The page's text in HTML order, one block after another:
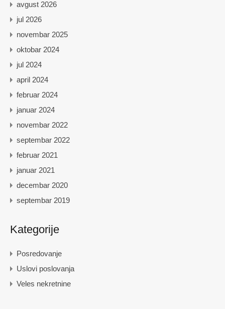
avgust 2026
jul 2026
novembar 2025
oktobar 2024
jul 2024
april 2024
februar 2024
januar 2024
novembar 2022
septembar 2022
februar 2021
januar 2021
decembar 2020
septembar 2019
Kategorije
Posredovanje
Uslovi poslovanja
Veles nekretnine